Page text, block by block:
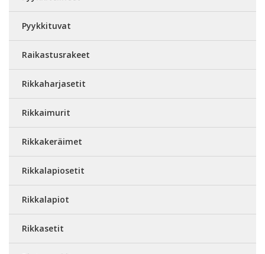
Pyykkituvat
Raikastusrakeet
Rikkaharjasetit
Rikkaimurit
Rikkakeräimet
Rikkalapiosetit
Rikkalapiot
Rikkasetit